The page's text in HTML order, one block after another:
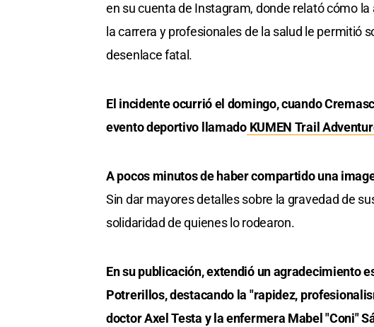
en su cuenta de Instagram, donde relató cómo
la carrera y profesionales de la salud le permitió
desenlace fatal.
El incidente ocurrió el domingo, cuando
evento deportivo llamadoKUMEN Trail
A pocos minutos de haber compartido una
Sin dar mayores detalles sobre la gravedad de
solidaridad de quienes lo rodearon.
En su publicación, extendió un agradecimiento
Potrerillos, destacando la "rapidez,
doctor Axel Testa y la enfermera Mabel "Coni"